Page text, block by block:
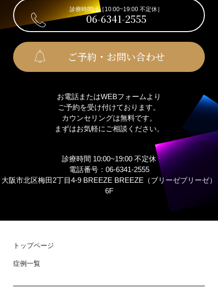
診療時間は［10:00~19:00 不定休］
06-6341-2555
ご予約・お問い合わせ
お電話またはWEBフォームより
ご予約を受け付けております。
カウンセリングは無料です。
まずはお気軽にご相談ください。
診療時間 10:00~19:00 不定休
電話番号：06-6341-2555
大阪市北区梅田2丁目4-9 BREEZE BREEZE（ブリーゼブリーゼ）
6F
トップページ
症例⼀覧